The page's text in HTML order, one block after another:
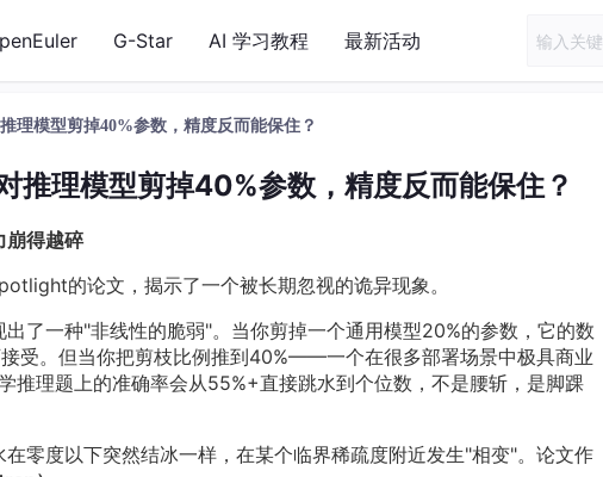
G-Star AI 学习教程 最新活动
理模型剪掉40%参数，精度反而能保住？
推理模型剪掉40%参数，精度反而能保住？
崩得越碎
的论文，揭示了一个被长期忽视的诡异现象。
了一种"非线性的脆弱"。当你剪掉一个通用模型20%的参数，它的数
受。但当你把剪枝比例推到40%——一个在很多部署场景中极具商业
理题上的准确率会从55%+直接跳水到个位数，不是腰斩，是脚踝
零度以下突然结冰一样，在某个临界稀疏度附近发生"相变"。论文作